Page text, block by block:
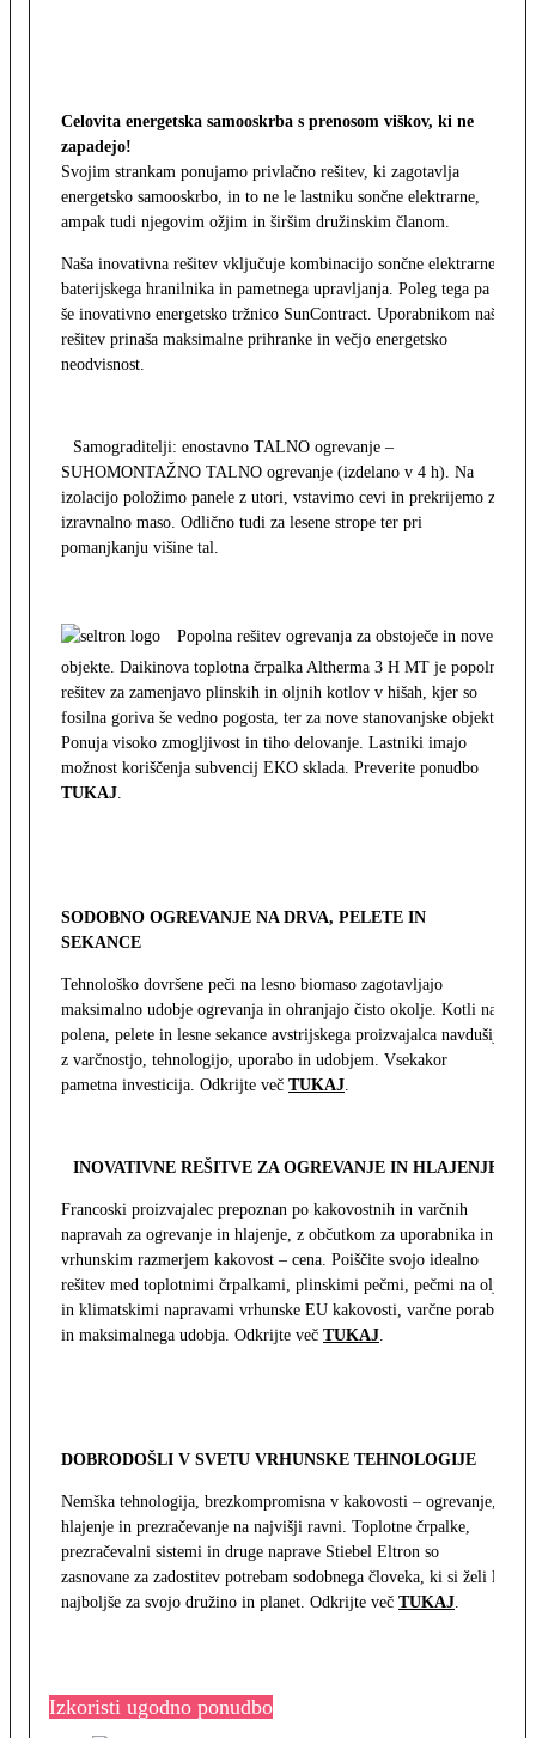
Celovita energetska samooskrba s prenosom viškov, ki ne
zapadejo!
Svojim strankam ponujamo privlačno rešitev, ki zagotavlja
energetsko samooskrbo, in to ne le lastniku sončne elektrarne,
ampak tudi njegovim ožjim in širšim družinskim članom.
Naša inovativna rešitev vključuje kombinacijo sončne elektrarne,
baterijskega hranilnika in pametnega upravljanja. Poleg tega pa
še inovativno energetsko tržnico SunContract. Uporabnikom naša
rešitev prinaša maksimalne prihranke in večjo energetsko
neodvisnost.
Samograditelji: enostavno TALNO ogrevanje –
SUHOMONTAŽNO TALNO ogrevanje (izdelano v 4 h). Na
izolacijo položimo panele z utori, vstavimo cevi in prekrijemo z
izravnalno maso. Odlično tudi za lesene strope ter pri
pomanjkanju višine tal.
Popolna rešitev ogrevanja za obstoječe in nove
objekte. Daikinova toplotna črpalka Altherma 3 H MT je popolna
rešitev za zamenjavo plinskih in oljnih kotlov v hišah, kjer so
fosilna goriva še vedno pogosta, ter za nove stanovanjske objekte.
Ponuja visoko zmogljivost in tiho delovanje. Lastniki imajo
možnost koriščenja subvencij EKO sklada. Preverite ponudbo
TUKAJ.
SODOBNO OGREVANJE NA DRVA, PELETE IN
SEKANCE
Tehnološko dovršene peči na lesno biomaso zagotavljajo
maksimalno udobje ogrevanja in ohranjajo čisto okolje. Kotli na
polena, pelete in lesne sekance avstrijskega proizvajalca navdušijo
z varčnostjo, tehnologijo, uporabo in udobjem. Vsekakor
pametna investicija. Odkrijte več TUKAJ.
INOVATIVNE REŠITVE ZA OGREVANJE IN HLAJENJE
Francoski proizvajalec prepoznan po kakovostnih in varčnih
napravah za ogrevanje in hlajenje, z občutkom za uporabnika in z
vrhunskim razmerjem kakovost – cena. Poiščite svojo idealno
rešitev med toplotnimi črpalkami, plinskimi pečmi, pečmi na olje
in klimatskimi napravami vrhunske EU kakovosti, varčne porabe
in maksimalnega udobja. Odkrijte več TUKAJ.
DOBRODOŠLI V SVETU VRHUNSKE TEHNOLOGIJE
Nemška tehnologija, brezkompromisna v kakovosti – ogrevanje,
hlajenje in prezračevanje na najvišji ravni. Toplotne črpalke,
prezračevalni sistemi in druge naprave Stiebel Eltron so
zasnovane za zadostitev potrebam sodobnega človeka, ki si želi le
najboljše za svojo družino in planet. Odkrijte več TUKAJ.
Izkoristi ugodno ponudbo